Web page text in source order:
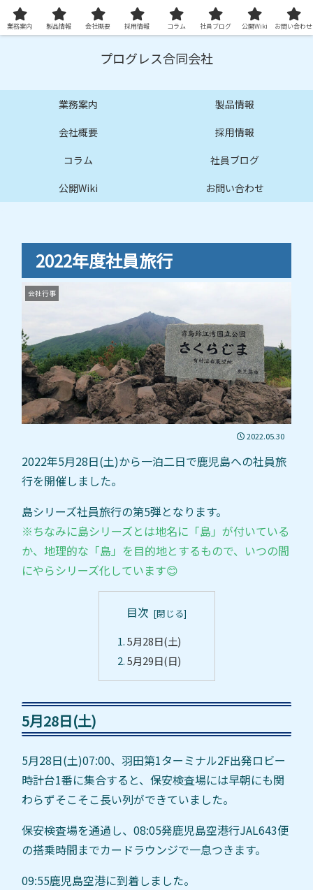
プロ品質の技術サービスとシステムを提供します
プログレス合同会社
業務案内
製品情報
会社概要
採用情報
コラム
社員ブログ
公開Wiki
お問い合わせ
2022年度社員旅行
会社行事
2022.05.30
2022年5月28日(土)から一泊二日で鹿児島への社員旅
行を開催しました。
島シリーズ社員旅行の第5弾となります。
※ちなみに島シリーズとは地名に「島」が付いている
か、地理的な「島」を目的地とするもので、いつの間
にやらシリーズ化しています😊
目次
5月28日(土)
5月29日(日)
5月28日(土)
5月28日(土)07:00、羽田第1ターミナル2F出発ロビー
時計台1番に集合すると、保安検査場には早朝にも関
わらずそこそこ長い列ができていました。
保安検査場を通過し、08:05発鹿児島空港行JAL643便
の搭乗時間までカードラウンジで一息つきます。
09:55鹿児島空港に到着しました。
業務案内 製品情報 会社概要 採用情報 コラム 社員ブログ 公開Wiki お問い合わせ